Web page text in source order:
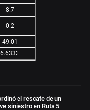
8.7
0.2
49.01
6.6333
el rescate de un
siniestro en Ruta 5